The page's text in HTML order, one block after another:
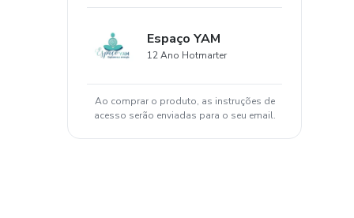
Espaço YAM
12 Ano Hotmarter
Ao comprar o produto, as instruções de
acesso serão enviadas para o seu email.